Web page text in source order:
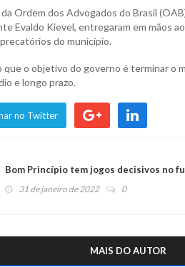
Ordem dos Advogados do Brasil
Evaldo Kievel, entregaram em mãos
do município.
o objetivo do governo é terminar o
e longo prazo.
no Twitter
Bom Princípio tem jogos decisivos no
31 de janeiro de 2022 0
MAIS DO AUTOR